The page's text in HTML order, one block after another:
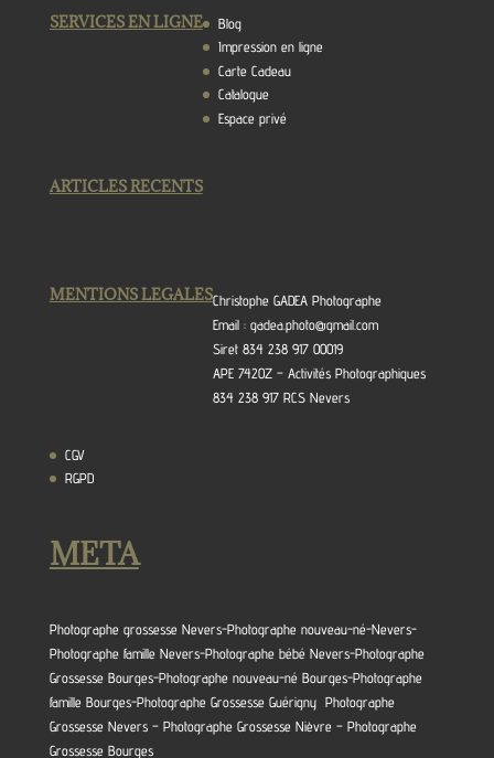
SERVICES EN LIGNE
Blog
Impression en ligne
Carte Cadeau
Catalogue
Espace privé
ARTICLES RECENTS
MENTIONS LEGALESChristophe GADEA Photographe
Email : gadea.photo@gmail.com
Siret 834 238 917 00019
APE 7420Z – Activités Photographiques
834 238 917 RCS Nevers
CGV
RGPD
META
Photographe grossesse Nevers-Photographe nouveau-né-Nevers-
Photographe famille Nevers-Photographe bébé Nevers-Photographe
Grossesse Bourges-Photographe nouveau-né Bourges-Photographe
famille Bourges-Photographe Grossesse Guérigny Photographe
Grossesse Nevers – Photographe Grossesse Nièvre – Photographe
Grossesse Bourges